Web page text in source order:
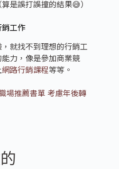
是誤打誤撞的結果😅）
工作
就找不到理想的行銷工
力，像是參加商業競
網路行銷課程等等。
場推薦書單 考慮年後轉